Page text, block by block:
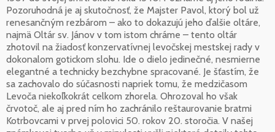
Pozoruhodná je aj skutočnosť, že Majster Pavol, ktorý bol už
renesančným rezbárom – ako to dokazujú jeho ďalšie oltáre,
najmä Oltár sv. Jánov v tom istom chráme – tento oltár
zhotovil na žiadosť konzervatívnej levočskej mestskej rady v
dokonalom gotickom slohu. Ide o dielo jedinečné, nesmierne
elegantné a technicky bezchybne spracované. Je šťastím, že
sa zachovalo do súčasnosti napriek tomu, že medzičasom
Levoča niekoľkokrát celkom zhorela. Ohrozoval ho však
črvotoč, ale aj pred ním ho zachránilo reštaurovanie bratmi
Kotrbovcami v prvej polovici 50. rokov 20. storočia. V našej